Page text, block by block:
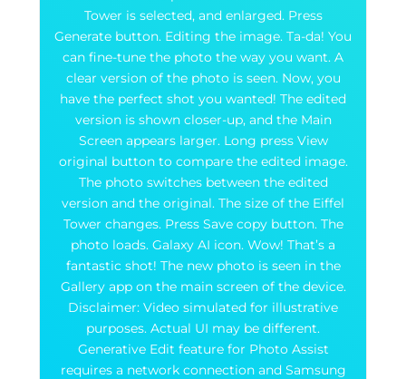
Tower is selected, and enlarged. Press
Generate button. Editing the image. Ta-da! You
can fine-tune the photo the way you want. A
clear version of the photo is seen. Now, you
have the perfect shot you wanted! The edited
version is shown closer-up, and the Main
Screen appears larger. Long press View
original button to compare the edited image.
The photo switches between the edited
version and the original. The size of the Eiffel
Tower changes. Press Save copy button. The
photo loads. Galaxy AI icon. Wow! That’s a
fantastic shot! The new photo is seen in the
Gallery app on the main screen of the device.
Disclaimer: Video simulated for illustrative
purposes. Actual UI may be different.
Generative Edit feature for Photo Assist
requires a network connection and Samsung